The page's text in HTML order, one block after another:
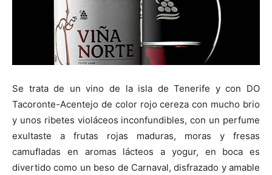
Se trata de un vino de la isla de Tenerife y con DO
Tacoronte-Acentejo de color rojo cereza con mucho brio
y unos ribetes violáceos inconfundibles, con un perfume
exultaste a frutas rojas maduras, moras y fresas
camufladas en aromas lácteos a yogur, en boca es
divertido como un beso de Carnaval, disfrazado y amable